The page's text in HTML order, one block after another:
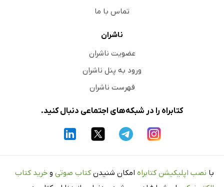
تماس با ما
ناشران
عضویت ناشران
ورود به پنل ناشران
فهرست ناشران
کتابراه را در شبکه‌های اجتماعی دنبال کنید.
با نصب اپلیکیشن کتابراه امکان شنیدن کتاب صوتی و خرید کتاب